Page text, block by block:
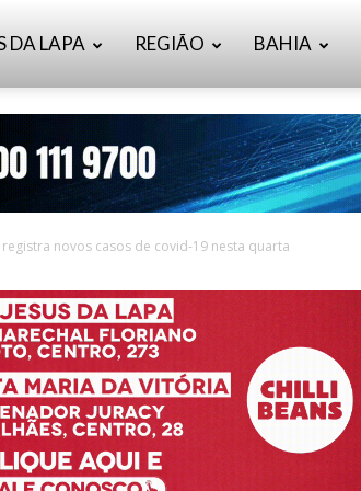
DA LAPA REGIÃO BAHIA
registra novos casos de covid-19 nesta quarta